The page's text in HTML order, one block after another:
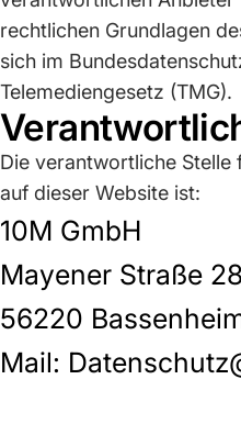
rechtlichen Grundlagen
sich im
Telemediengesetz (TMG).
Die verantwortliche
auf dieser Website ist:
10M GmbH
Mayener Straße 28
56220
Mail: